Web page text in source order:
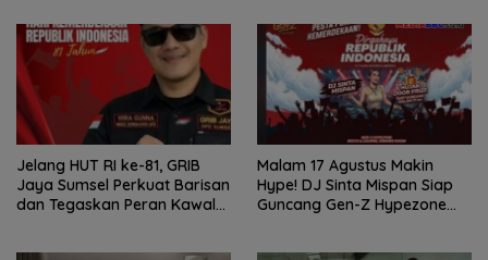
Jelang HUT RI ke-81, GRIB
Jaya Sumsel Perkuat Barisan
dan Tegaskan Peran Kawal
Malam 17 Agustus Makin
Hype! DJ Sinta Mispan Siap
Guncang Gen-Z Hypezone